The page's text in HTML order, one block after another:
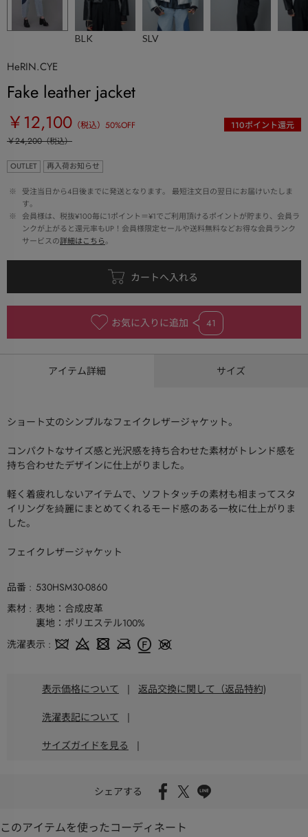
BLK SLV
HeRIN.CYE
Fake leather jacket
￥12,100 （税込） 50%OFF 110ポイント還元
￥24,200（税込）
OUTLET 再入荷お知らせ
※
受注当日から4日後までに発送となります。 最短注文日の翌日にお届けいたしま
す。
※
会員様は、税抜¥100毎に1ポイント＝¥1でご利用頂けるポイントが貯まり、会員ラ
ンクが上がると還元率もUP！会員様限定セールや送料無料などお得な会員ランク
サービスの詳細はこちら。
お気に入りに追加 41
アイテム詳細 サイズ
ショート丈のシンプルなフェイクレザージャケット。
コンパクトなサイズ感と光沢感を持ち合わせた素材がトレンド感を
持ち合わせたデザインに仕上がりました。
軽く着疲れしないアイテムで、ソフトタッチの素材も相まってスタ
イリングを綺麗にまとめてくれるモード感のある一枚に仕上がりま
した。
フェイクレザージャケット
品番
530HSM30-0860
素材
表地：合成皮革
裏地：ポリエステル100%
洗濯表示
表示価格について | 返品交換に関して（返品特約)
洗濯表記について |
サイズガイドを見る |
シェアする
このアイテムを使ったコーディネート